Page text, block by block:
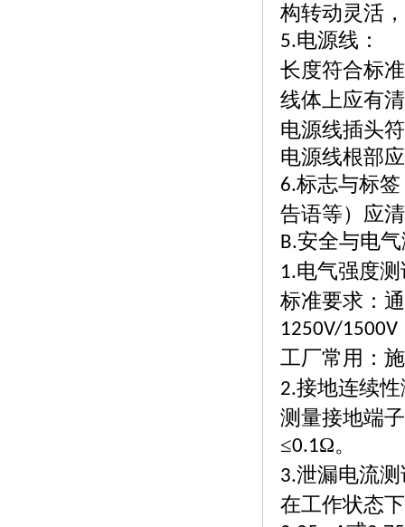
构转动灵活
5.电源线：
长度符合标
线体上应有
电源线插头
电源线根部
6.标志与标
告语等）应
B.安全与电
1.电气强度
标准要求：
1250V/1500V
工厂常用：
2.接地连续
测量接地端
≤0.1Ω。
3.泄漏电流
在工作状态